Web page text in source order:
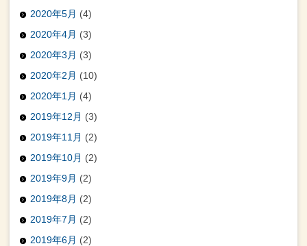
2020年5月 (4)
2020年4月 (3)
2020年3月 (3)
2020年2月 (10)
2020年1月 (4)
2019年12月 (3)
2019年11月 (2)
2019年10月 (2)
2019年9月 (2)
2019年8月 (2)
2019年7月 (2)
2019年6月 (2)